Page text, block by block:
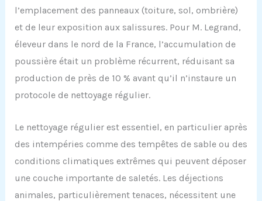
l’emplacement des panneaux (toiture, sol, ombrière)
et de leur exposition aux salissures. Pour M. Legrand,
éleveur dans le nord de la France, l’accumulation de
poussière était un problème récurrent, réduisant sa
production de près de 10 % avant qu’il n’instaure un
protocole de nettoyage régulier.
Le nettoyage régulier est essentiel, en particulier après
des intempéries comme des tempêtes de sable ou des
conditions climatiques extrêmes qui peuvent déposer
une couche importante de saletés. Les déjections
animales, particulièrement tenaces, nécessitent une